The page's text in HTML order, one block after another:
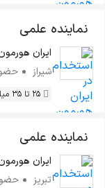
نماینده علمی
ایران
شیراز
25 تا 35 میلیون تومان
نماینده علمی
ایران
تبریز